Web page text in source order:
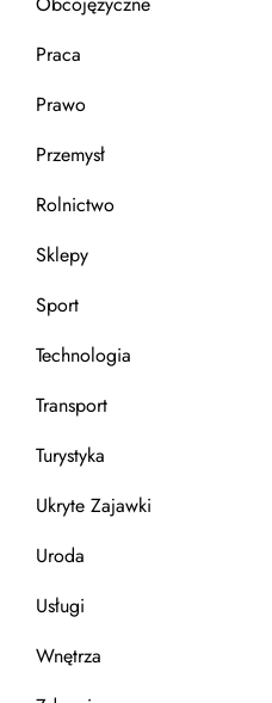
Praca
Prawo
Przemysł
Rolnictwo
Sklepy
Sport
Technologia
Transport
Turystyka
Ukryte Zajawki
Uroda
Usługi
Wnętrza